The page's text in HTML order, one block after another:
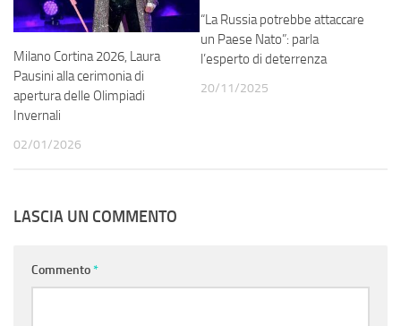
Milano Cortina 2026, Laura
Pausini alla cerimonia di
apertura delle Olimpiadi
Invernali
02/01/2026
“La Russia potrebbe attaccare
un Paese Nato”: parla
l’esperto di deterrenza
20/11/2025
LASCIA UN COMMENTO
Commento*